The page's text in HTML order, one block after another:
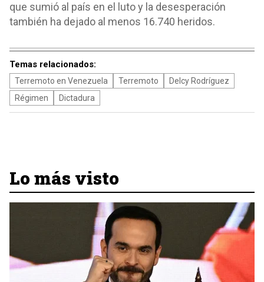
que sumió al país en el luto y la desesperación
también ha dejado al menos 16.740 heridos.
Temas relacionados:
Terremoto en Venezuela Terremoto
Delcy Rodríguez
Régimen
Dictadura
Lo más visto